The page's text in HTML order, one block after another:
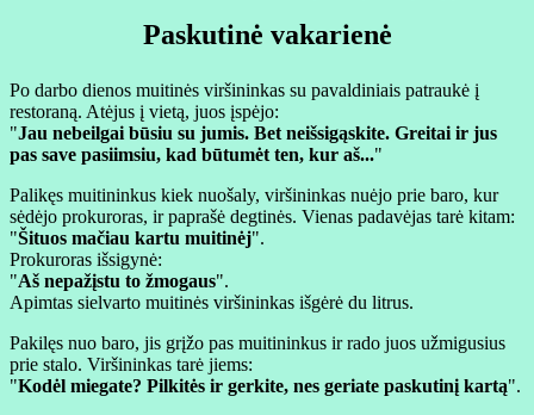
Paskutinė vakarienė
Po darbo dienos muitinės viršininkas su pavaldiniais patraukė į
restoraną. Atėjus į vietą, juos įspėjo:
"Jau nebeilgai būsiu su jumis. Bet neišsigąskite. Greitai ir jus
pas save pasiimsiu, kad būtumėt ten, kur aš..."
Palikęs muitininkus kiek nuošaly, viršininkas nuėjo prie baro, kur
sėdėjo prokuroras, ir paprašė degtinės. Vienas padavėjas tarė kitam:
"Šituos mačiau kartu muitinėj".
Prokuroras išsigynė:
"Aš nepažįstu to žmogaus".
Apimtas sielvarto muitinės viršininkas išgėrė du litrus.
Pakilęs nuo baro, jis grįžo pas muitininkus ir rado juos užmigusius
prie stalo. Viršininkas tarė jiems:
"Kodėl miegate? Pilkitės ir gerkite, nes geriate paskutinį kartą".